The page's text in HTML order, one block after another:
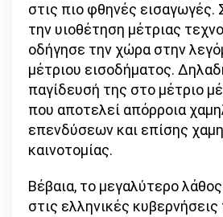
στις πιο φθηνές εισαγωγές.
την υιοθέτηση μέτριας
οδήγησε την χώρα στην
μέτριου εισοδήματος.
παγίδευσή της στο μέτριο
που αποτελεί απόρροια
επενδύσεων και επίσης
καινοτομίας.
Βέβαια, το μεγαλύτερο
στις ελληνικές κυβερνήσεις